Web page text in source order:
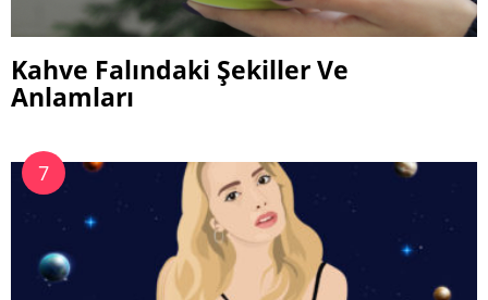
Kahve Falındaki Şekiller Ve
Anlamları